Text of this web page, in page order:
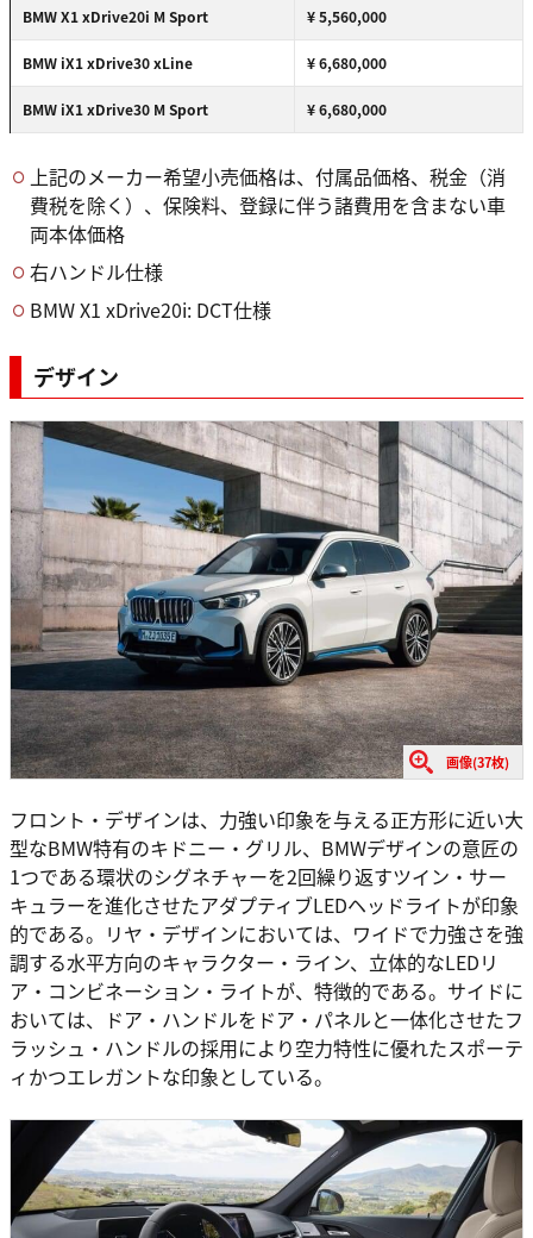
BMW X1 xDrive20i M Sport ¥ 5,560,000
BMW iX1 xDrive30 xLine ¥ 6,680,000
BMW iX1 xDrive30 M Sport ¥ 6,680,000
上記のメーカー希望小売価格は、付属品価格、税金（消
費税を除く）、保険料、登録に伴う諸費用を含まない車
両本体価格
右ハンドル仕様
BMW X1 xDrive20i: DCT仕様
デザイン
画像(37枚)
フロント・デザインは、力強い印象を与える正方形に近い大
型なBMW特有のキドニー・グリル、BMWデザインの意匠の
1つである環状のシグネチャーを2回繰り返すツイン・サー
キュラーを進化させたアダプティブLEDヘッドライトが印象
的である。リヤ・デザインにおいては、ワイドで力強さを強
調する水平方向のキャラクター・ライン、立体的なLEDリ
ア・コンビネーション・ライトが、特徴的である。サイドに
おいては、ドア・ハンドルをドア・パネルと一体化させたフ
ラッシュ・ハンドルの採用により空力特性に優れたスポーテ
ィかつエレガントな印象としている。